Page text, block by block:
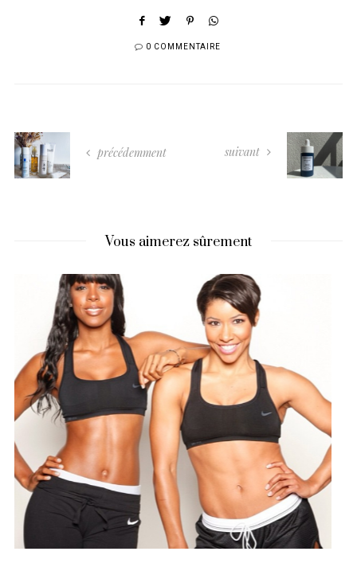
0 COMMENTAIRE
précédemment suivant
Vous aimerez sûrement